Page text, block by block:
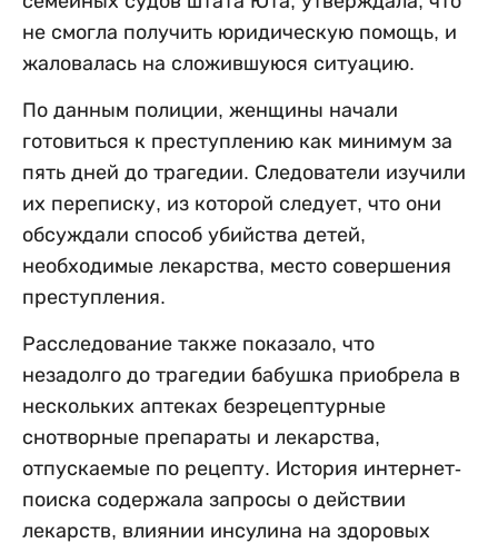
не смогла получить юридическую помощь, и
жаловалась на сложившуюся ситуацию.
По данным полиции, женщины начали
готовиться к преступлению как минимум за
пять дней до трагедии. Следователи изучили
их переписку, из которой следует, что они
обсуждали способ убийства детей,
необходимые лекарства, место совершения
преступления.
Расследование также показало, что
незадолго до трагедии бабушка приобрела в
нескольких аптеках безрецептурные
снотворные препараты и лекарства,
отпускаемые по рецепту. История интернет-
поиска содержала запросы о действии
лекарств, влиянии инсулина на здоровых